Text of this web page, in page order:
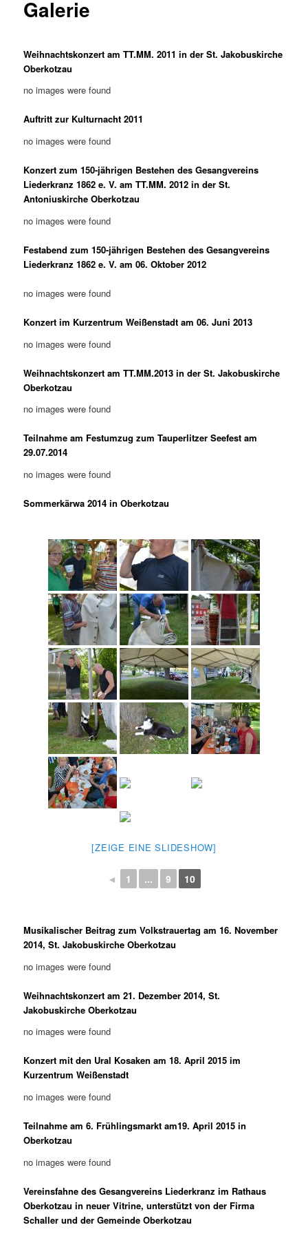
Galerie
Weihnachtskonzert am TT.MM. 2011 in der St. Jakobuskirche
Oberkotzau
no images were found
Auftritt zur Kulturnacht 2011
no images were found
Konzert zum 150-jährigen Bestehen des Gesangvereins
Liederkranz 1862 e. V. am TT.MM. 2012 in der St.
Antoniuskirche Oberkotzau
no images were found
Festabend zum 150-jährigen Bestehen des Gesangvereins
Liederkranz 1862 e. V. am 06. Oktober 2012
no images were found
Konzert im Kurzentrum Weißenstadt am 06. Juni 2013
no images were found
Weihnachtskonzert am TT.MM.2013 in der St. Jakobuskirche
Oberkotzau
no images were found
Teilnahme am Festumzug zum Tauperlitzer Seefest am
29.07.2014
no images were found
Sommerkärwa 2014 in Oberkotzau
[ZEIGE EINE SLIDESHOW]
◄ 1 ... 9 10
Musikalischer Beitrag zum Volkstrauertag am 16. November
2014, St. Jakobuskirche Oberkotzau
no images were found
Weihnachtskonzert am 21. Dezember 2014, St.
Jakobuskirche Oberkotzau
no images were found
Konzert mit den Ural Kosaken am 18. April 2015 im
Kurzentrum Weißenstadt
no images were found
Teilnahme am 6. Frühlingsmarkt am19. April 2015 in
Oberkotzau
no images were found
Vereinsfahne des Gesangvereins Liederkranz im Rathaus
Oberkotzau in neuer Vitrine, unterstützt von der Firma
Schaller und der Gemeinde Oberkotzau